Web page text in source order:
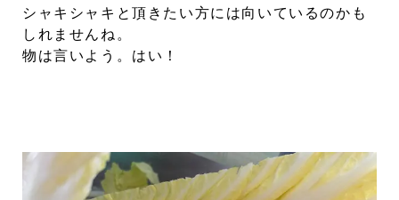
シャキシャキと頂きたい方には向いているのかも
しれませんね。
物は言いよう。はい！